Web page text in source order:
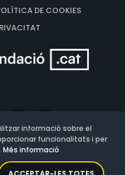
DE COOKIES
informació sobre el
funcionalitats i per
Més informació